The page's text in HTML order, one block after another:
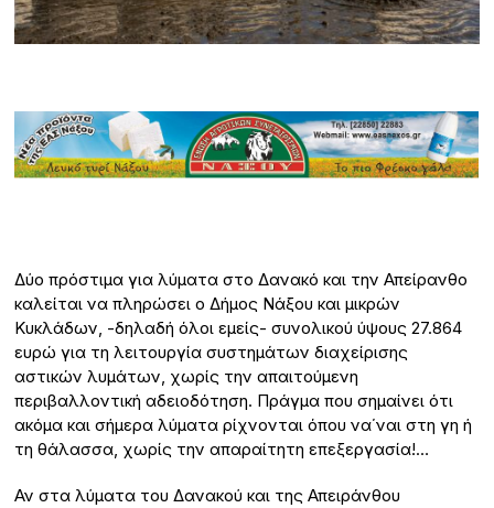
Δύο πρόστιμα για λύματα στο Δανακό και την Απείρανθο
καλείται να πληρώσει ο Δήμος Νάξου και μικρών
Κυκλάδων, -δηλαδή όλοι εμείς- συνολικού ύψους 27.864
ευρώ για τη λειτουργία συστημάτων διαχείρισης
αστικών λυμάτων, χωρίς την απαιτούμενη
περιβαλλοντική αδειοδότηση. Πράγμα που σημαίνει ότι
ακόμα και σήμερα λύματα ρίχνονται όπου να΄ναι στη γη ή
τη θάλασσα, χωρίς την απαραίτητη επεξεργασία!…
Αν στα λύματα του Δανακού και της Απειράνθου